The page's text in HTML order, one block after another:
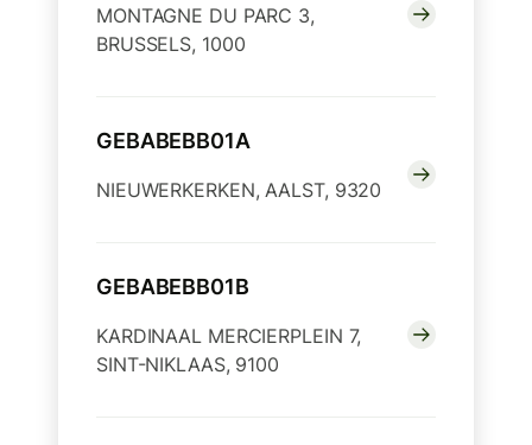
MONTAGNE DU PARC 3,
BRUSSELS, 1000
GEBABEBB01A
NIEUWERKERKEN, AALST, 9320
GEBABEBB01B
KARDINAAL MERCIERPLEIN 7,
SINT-NIKLAAS, 9100